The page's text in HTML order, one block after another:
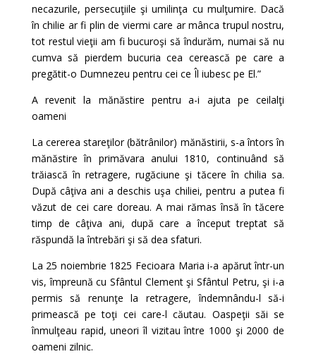
necazurile, persecuţiile şi umilinţa cu mulţumire. Dacă
în chilie ar fi plin de viermi care ar mânca trupul nostru,
tot restul vieţii am fi bucuroşi să îndurăm, numai să nu
cumva să pierdem bucuria cea cerească pe care a
pregătit-o Dumnezeu pentru cei ce Îl iubesc pe El.”
A revenit la mănăstire pentru a-i ajuta pe ceilalţi
oameni
La cererea stareţilor (bătrânilor) mănăstirii, s-a întors în
mănăstire în primăvara anului 1810, continuând să
trăiască în retragere, rugăciune şi tăcere în chilia sa.
După câţiva ani a deschis uşa chiliei, pentru a putea fi
văzut de cei care doreau. A mai rămas însă în tăcere
timp de câţiva ani, după care a început treptat să
răspundă la întrebări şi să dea sfaturi.
La 25 noiembrie 1825 Fecioara Maria i-a apărut într-un
vis, împreună cu Sfântul Clement şi Sfântul Petru, şi i-a
permis să renunţe la retragere, îndemnându-l să-i
primească pe toţi cei care-l căutau. Oaspeţii săi se
înmulţeau rapid, uneori îl vizitau între 1000 şi 2000 de
oameni zilnic.